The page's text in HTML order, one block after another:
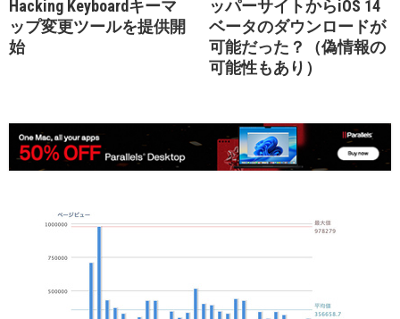
Hacking Keyboardキーマ
ップ変更ツールを提供開
始
ッパーサイトからiOS 14
ベータのダウンロードが
可能だった？（偽情報の
可能性もあり）